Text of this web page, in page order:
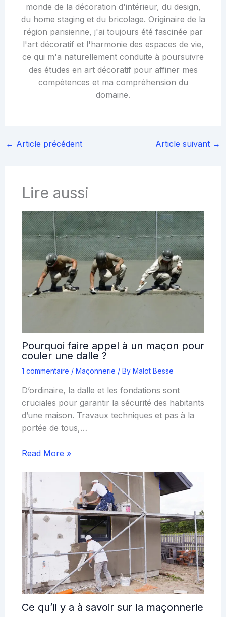
monde de la décoration d'intérieur, du design,
du home staging et du bricolage. Originaire de la
région parisienne, j'ai toujours été fascinée par
l'art décoratif et l'harmonie des espaces de vie,
ce qui m'a naturellement conduite à poursuivre
des études en art décoratif pour affiner mes
compétences et ma compréhension du
domaine.
← Article précédent Article suivant →
Lire aussi
Pourquoi faire appel à un maçon pour
couler une dalle ?
1 commentaire / Maçonnerie / By Malot Besse
D’ordinaire, la dalle et les fondations sont
cruciales pour garantir la sécurité des habitants
d’une maison. Travaux techniques et pas à la
portée de tous,…
Read More »
Ce qu’il y a à savoir sur la maçonnerie